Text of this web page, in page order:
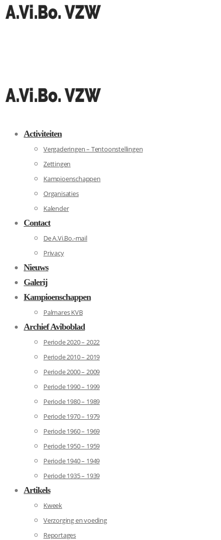
Activiteiten
Vergaderingen – Tentoonstellingen
Zettingen
Kampioenschappen
Organisaties
Kalender
Contact
De A.Vi.Bo.-mail
Privacy
Nieuws
Galerij
Kampioenschappen
Palmares KVB
Archief Aviboblad
Periode 2020 – 2022
Periode 2010 – 2019
Periode 2000 – 2009
Periode 1990 – 1999
Periode 1980 – 1989
Periode 1970 – 1979
Periode 1960 – 1969
Periode 1950 – 1959
Periode 1940 – 1949
Periode 1935 – 1939
Artikels
Kweek
Verzorging en voeding
Reportages